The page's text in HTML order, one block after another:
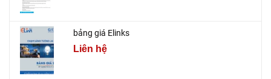
bảng giá Elinks
Liên hệ